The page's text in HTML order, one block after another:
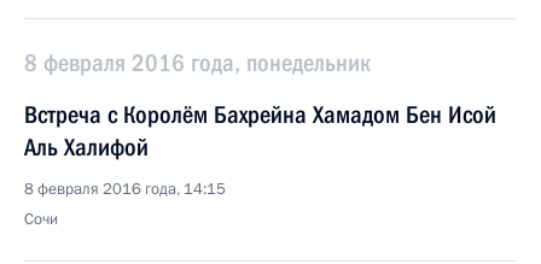
8 февраля 2016 года, понедельник
Встреча с Королём Бахрейна Хамадом Бен Исой
Аль Халифой
8 февраля 2016 года, 14:15
Сочи